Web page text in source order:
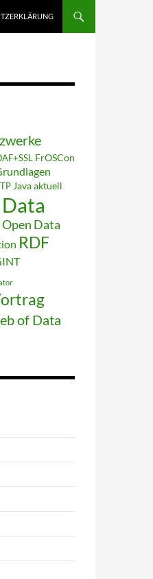
FrOSCon
Java aktuell
Open Data
RDF
of Data